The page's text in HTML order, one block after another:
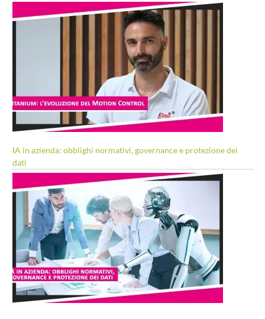
IA in azienda: obblighi normativi, governance e protezione dei
dati